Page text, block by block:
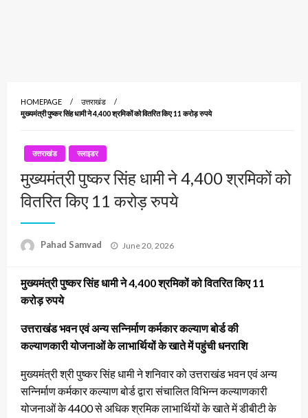
HOMEPAGE
उत्तराखंड
मुख्यमंत्री पुष्कर सिंह धामी ने 4,400 श्रमिकों को वितरित किए 11 करोड़ रुपये
उत्तराखंड स्लाइडर
मुख्यमंत्री पुष्कर सिंह धामी ने 4,400 श्रमिकों को
वितरित किए 11 करोड़ रुपये
Pahad Samvad
Posted
June 20, 2026
मुख्यमंत्री पुष्कर सिंह धामी ने 4,400 श्रमिकों को वितरित किए 11
करोड़ रुपये
उत्तराखंड भवन एवं अन्य सन्निर्माण कर्मकार कल्याण बोर्ड की
कल्याणकारी योजनाओं के लाभार्थियों के खाते में पहुंची धनराशि
मुख्यमंत्री श्री पुष्कर सिंह धामी ने शनिवार को उत्तराखंड भवन एवं अन्य
सन्निर्माण कर्मकार कल्याण बोर्ड द्वारा संचालित विभिन्न कल्याणकारी
योजनाओं के 4400 से अधिक श्रमिक लाभार्थियों के खाते में डीबीटी के